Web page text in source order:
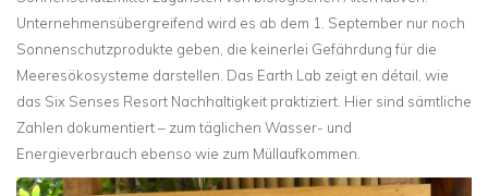
Unternehmensübergreifend wird es ab dem 1. September nur noch
Sonnenschutzprodukte geben, die keinerlei Gefährdung für die
Meeresökosysteme darstellen. Das Earth Lab zeigt en détail, wie
das Six Senses Resort Nachhaltigkeit praktiziert. Hier sind sämtliche
Zahlen dokumentiert – zum täglichen Wasser- und
Energieverbrauch ebenso wie zum Müllaufkommen.